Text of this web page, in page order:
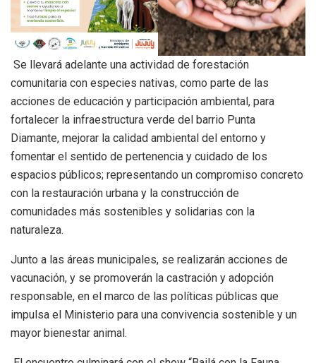
Se llevará adelante una actividad de forestación
comunitaria con especies nativas, como parte de las
acciones de educación y participación ambiental, para
fortalecer la infraestructura verde del barrio Punta
Diamante, mejorar la calidad ambiental del entorno y
fomentar el sentido de pertenencia y cuidado de los
espacios públicos; representando un compromiso concreto
con la restauración urbana y la construcción de
comunidades más sostenibles y solidarias con la
naturaleza.
Junto a las áreas municipales, se realizarán acciones de
vacunación, y se promoverán la castración y adopción
responsable, en el marco de las políticas públicas que
impulsa el Ministerio para una convivencia sostenible y un
mayor bienestar animal.